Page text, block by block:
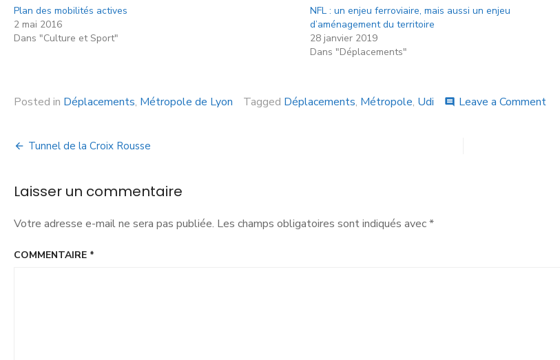
Plan des mobilités actives
2 mai 2016
Dans "Culture et Sport"
NFL : un enjeu ferroviaire, mais aussi un enjeu
d’aménagement du territoire
28 janvier 2019
Dans "Déplacements"
Posted in Déplacements, Métropole de Lyon Tagged Déplacements, Métropole, Udi comment Leave a Comment
Tunnel de la Croix Rousse
Laisser un commentaire
Votre adresse e-mail ne sera pas publiée. Les champs obligatoires sont indiqués avec*
COMMENTAIRE *